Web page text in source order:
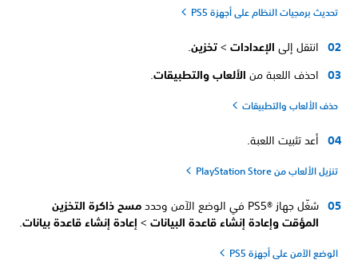
تحديث برمجيات النظام على أجهزة PS5
انتقل إلى الإعدادات > تخزين.
احذف اللعبة من الألعاب والتطبيقات.
حذف الألعاب والتطبيقات
أعد تثبيت اللعبة.
تنزيل الألعاب من PlayStation Store
شغّل جهاز PS5®‎ في الوضع الآمن وحدد
مسح ذاكرة التخزين
المؤقت وإعادة إنشاء قاعدة البيانات > إعادة إنشاء قاعدة بيانات.
الوضع الآمن على أجهزة PS5